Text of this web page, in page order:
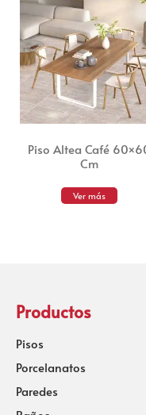
Piso Altea Café
Cm
Ver más
Productos
Pisos
Porcelanatos
Paredes